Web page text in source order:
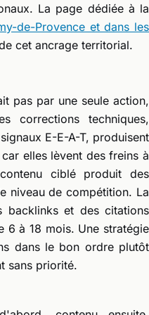
La page dédiée à la
de-Provence et dans les
cet ancrage territorial.
pas par une seule action,
corrections techniques,
E-E-A-T, produisent
elles lèvent des freins à
ciblé produit des
niveau de compétition. La
backlinks et des citations
6 à 18 mois. Une stratégie
dans le bon ordre plutôt
sans priorité.